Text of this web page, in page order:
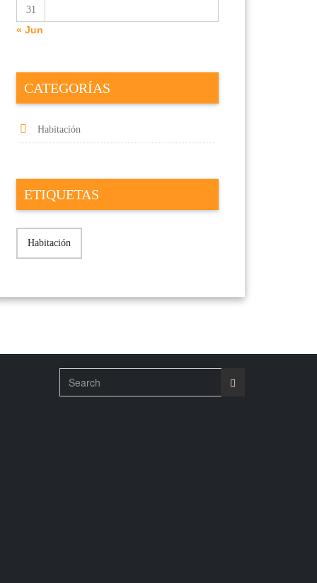
31
« Jun
CATEGORÍAS
Habitación
ETIQUETAS
Habitación